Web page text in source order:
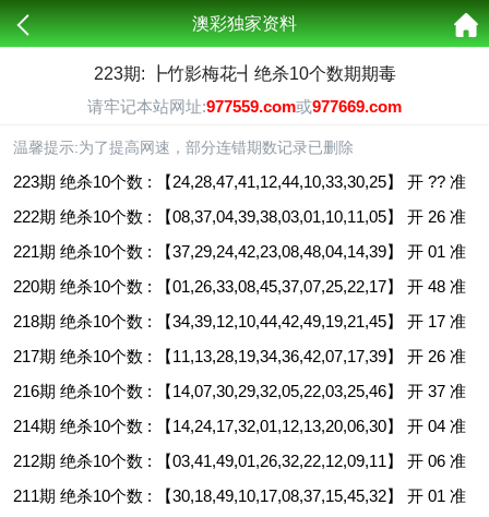
澳彩独家资料
223期: ┣竹影梅花┫绝杀10个数期期毒
请牢记本站网址:977559.com或977669.com
温馨提示:为了提高网速，部分连错期数记录已删除
223期 绝杀10个数 : 【24,28,47,41,12,44,10,33,30,25】 开 ?? 准
222期 绝杀10个数 : 【08,37,04,39,38,03,01,10,11,05】 开 26 准
221期 绝杀10个数 : 【37,29,24,42,23,08,48,04,14,39】 开 01 准
220期 绝杀10个数 : 【01,26,33,08,45,37,07,25,22,17】 开 48 准
218期 绝杀10个数 : 【34,39,12,10,44,42,49,19,21,45】 开 17 准
217期 绝杀10个数 : 【11,13,28,19,34,36,42,07,17,39】 开 26 准
216期 绝杀10个数 : 【14,07,30,29,32,05,22,03,25,46】 开 37 准
214期 绝杀10个数 : 【14,24,17,32,01,12,13,20,06,30】 开 04 准
212期 绝杀10个数 : 【03,41,49,01,26,32,22,12,09,11】 开 06 准
211期 绝杀10个数 : 【30,18,49,10,17,08,37,15,45,32】 开 01 准